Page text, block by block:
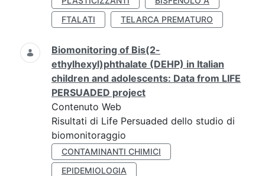
FTALATI
TELARCA PREMATURO
Biomonitoring of Bis(2-
ethylhexyl)phthalate (DEHP) in Italian
children and adolescents: Data from LIFE
PERSUADED project
Contenuto Web
Risultati di Life Persuaded dello studio di
biomonitoraggio
CONTAMINANTI CHIMICI
EPIDEMIOLOGIA